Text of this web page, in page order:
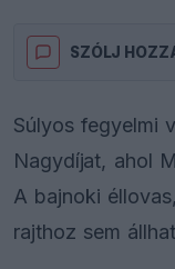
SZÓLJ
Súlyos fegyelmi
Nagydíjat, ahol
A bajnoki
rajthoz sem